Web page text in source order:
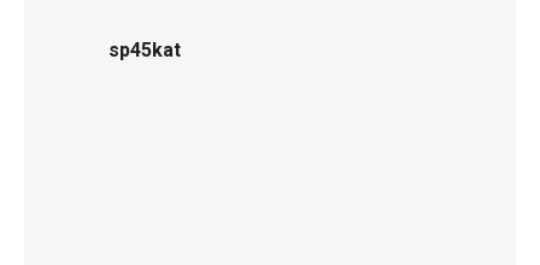
sp45kat